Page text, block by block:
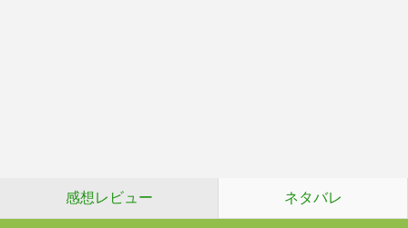
感想レビュー ネタバレ